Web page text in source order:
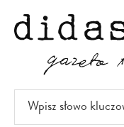
DO
TREŚCI
Wpisz
słowo